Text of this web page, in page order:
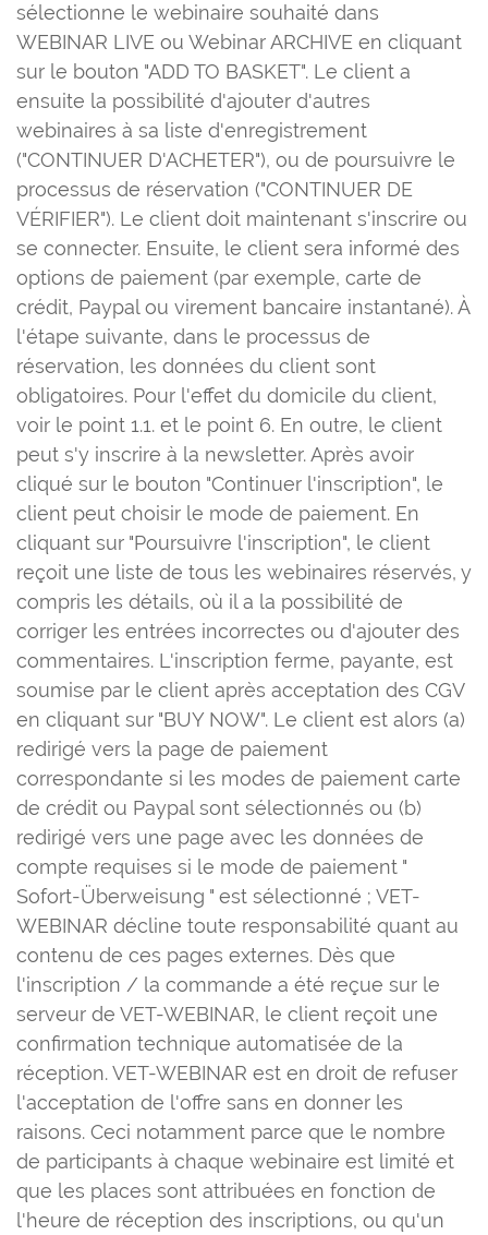
sélectionne le webinaire souhaité dans
WEBINAR LIVE ou Webinar ARCHIVE en cliquant
sur le bouton "ADD TO BASKET". Le client a
ensuite la possibilité d'ajouter d'autres
webinaires à sa liste d'enregistrement
("CONTINUER D'ACHETER"), ou de poursuivre le
processus de réservation ("CONTINUER DE
VÉRIFIER"). Le client doit maintenant s'inscrire ou
se connecter. Ensuite, le client sera informé des
options de paiement (par exemple, carte de
crédit, Paypal ou virement bancaire instantané). À
l'étape suivante, dans le processus de
réservation, les données du client sont
obligatoires. Pour l'effet du domicile du client,
voir le point 1.1. et le point 6. En outre, le client
peut s'y inscrire à la newsletter. Après avoir
cliqué sur le bouton "Continuer l'inscription", le
client peut choisir le mode de paiement. En
cliquant sur "Poursuivre l'inscription", le client
reçoit une liste de tous les webinaires réservés, y
compris les détails, où il a la possibilité de
corriger les entrées incorrectes ou d'ajouter des
commentaires. L'inscription ferme, payante, est
soumise par le client après acceptation des CGV
en cliquant sur "BUY NOW". Le client est alors (a)
redirigé vers la page de paiement
correspondante si les modes de paiement carte
de crédit ou Paypal sont sélectionnés ou (b)
redirigé vers une page avec les données de
compte requises si le mode de paiement "
Sofort-Überweisung " est sélectionné ; VET-
WEBINAR décline toute responsabilité quant au
contenu de ces pages externes. Dès que
l'inscription / la commande a été reçue sur le
serveur de VET-WEBINAR, le client reçoit une
confirmation technique automatisée de la
réception. VET-WEBINAR est en droit de refuser
l'acceptation de l'offre sans en donner les
raisons. Ceci notamment parce que le nombre
de participants à chaque webinaire est limité et
que les places sont attribuées en fonction de
l'heure de réception des inscriptions, ou qu'un